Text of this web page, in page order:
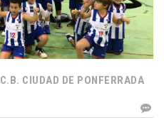
C.B. CIUDAD DE PONFERRADA